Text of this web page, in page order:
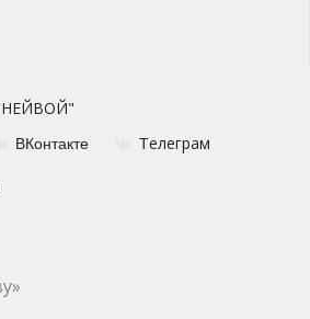
ВКонтакте Телеграм